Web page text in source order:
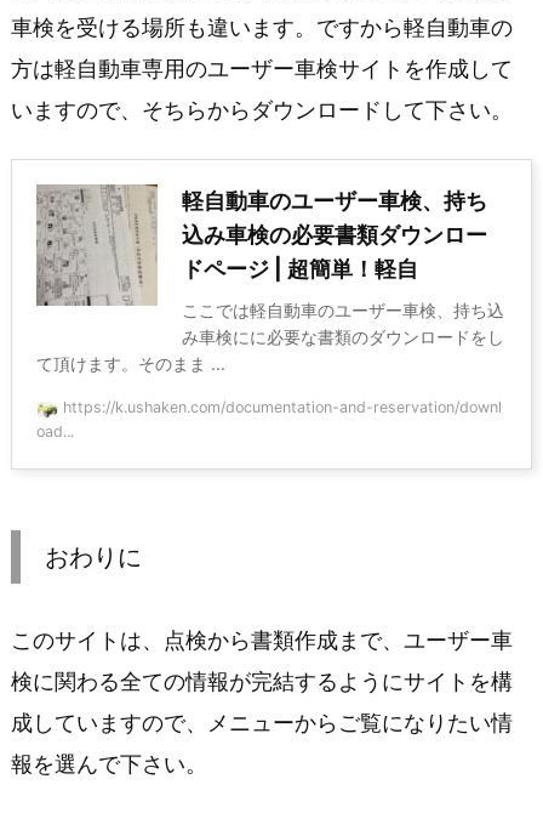
車検を受ける場所も違います。ですから軽自動車の
方は軽自動車専用のユーザー車検サイトを作成して
いますので、そちらからダウンロードして下さい。
軽自動車のユーザー車検、持ち
込み車検の必要書類ダウンロー
ドページ | 超簡単！軽自
ここでは軽自動車のユーザー車検、持ち込
み車検にに必要な書類のダウンロードをし
て頂けます。そのまま ...
https://k.ushaken.com/documentation-and-reservation/downl
oad...
おわりに
このサイトは、点検から書類作成まで、ユーザー車
検に関わる全ての情報が完結するようにサイトを構
成していますので、メニューからご覧になりたい情
報を選んで下さい。